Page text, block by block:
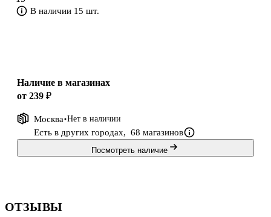
поможет ученикам начальной школы и всем желающим
В наличии 15 шт.
Наличие в магазинах
от 239 ₽
Москва Нет в наличии
Есть в других городах, 68 магазинов
Посмотреть наличие
ОТЗЫВЫ